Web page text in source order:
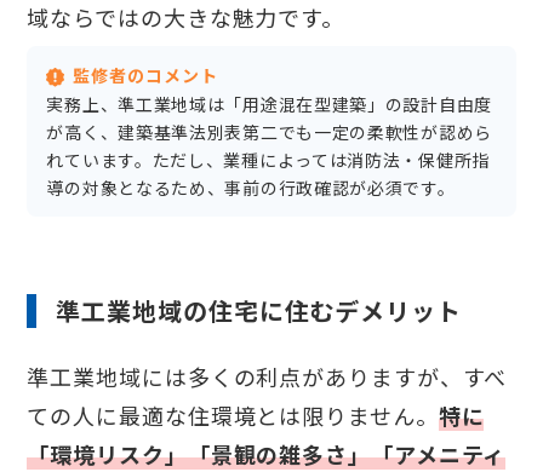
域ならではの大きな魅力です。
監修者のコメント
実務上、準工業地域は「用途混在型建築」の設計自由度
が高く、建築基準法別表第二でも一定の柔軟性が認めら
れています。ただし、業種によっては消防法・保健所指
導の対象となるため、事前の行政確認が必須です。
準工業地域の住宅に住むデメリット
準工業地域には多くの利点がありますが、すべ
ての人に最適な住環境とは限りません。 特に
「環境リスク」「景観の雑多さ」「アメニティ